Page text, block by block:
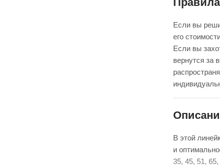
Если вы
его
Если вы
вернутся за
В этой
и
35, 45, 51,